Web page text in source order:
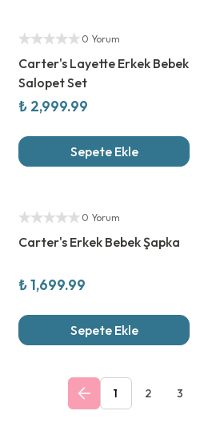
0 Yorum
Carter's Layette Erkek Bebek
Salopet Set
₺ 2,999.99
Sepete Ekle
0 Yorum
Carter's Erkek Bebek Şapka
₺ 1,699.99
Sepete Ekle
1 2 3